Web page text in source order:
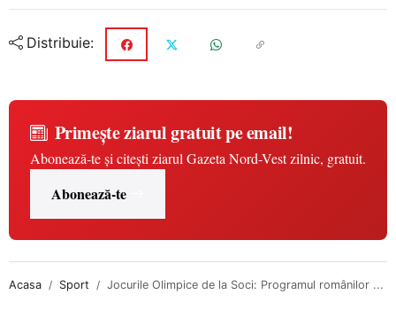
Distribuie:
Primește ziarul gratuit pe email!
Abonează-te și citești ziarul Gazeta Nord-Vest zilnic, gratuit.
Abonează-te
Acasa Sport Jocurile Olimpice de la Soci: Programul românilor ...